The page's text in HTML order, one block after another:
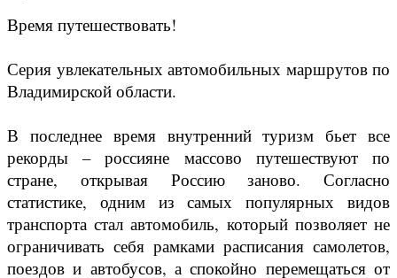
Время путешествовать!
Серия увлекательных автомобильных маршрутов по
Владимирской области.
В последнее время внутренний туризм бьет все
рекорды – россияне массово путешествуют по
стране, открывая Россию заново. Согласно
статистике, одним из самых популярных видов
транспорта стал автомобиль, который позволяет не
ограничивать себя рамками расписания самолетов,
поездов и автобусов, а спокойно перемещаться от